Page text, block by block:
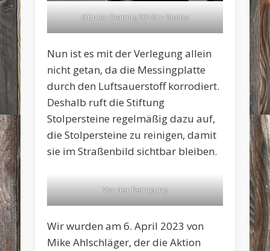
Günter Demnig 2018 in Stolpe
Nun ist es mit der Verlegung allein
nicht getan, da die Messingplatte
durch den Luftsauerstoff korrodiert.
Deshalb ruft die Stiftung
Stolpersteine regelmäßig dazu auf,
die Stolpersteine zu reinigen, damit
sie im Straßenbild sichtbar bleiben.
Vor der Reinigung
Wir wurden am 6. April 2023 von
Mike Ahlschläger, der die Aktion